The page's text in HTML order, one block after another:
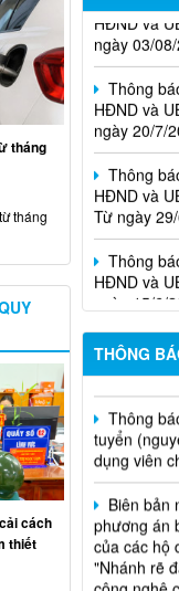
ngày 03/
Thông
HĐND và
ngày 20/7/
Thông
HĐND và
Từ ngày
Thông
HĐND và
ngày 15/6/
Thông
tịch Hội
khu phố
Trạch năm
THÔNG
Niêm yết
trợ, tái định
Thông
tuyển
dụng viên
Biên bản
phương án
của các hộ
"Nhánh rẽ
công nghệ
Trạch,
tháng
tháng
cách
thiết